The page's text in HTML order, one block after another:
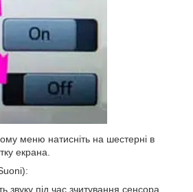
меню натисніть на шестерні в
екрана.
звуку під час зчитування сенсора.